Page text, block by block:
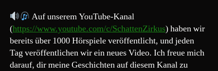
Auf unserem YouTube-Kanal
(https://www.youtube.com/c/SchattenZirkus) haben wir
bereits über 1000 Hörspiele veröffentlicht, und jeden
Tag veröffentlichen wir ein neues Video. Ich freue mich
darauf, dir meine Geschichten auf diesem Kanal zu